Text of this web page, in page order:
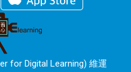
for Digital Learning) 維運